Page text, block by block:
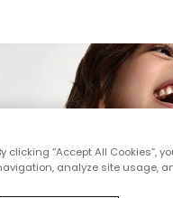
clicking “Accept All Cookies”,
analyze site usage,